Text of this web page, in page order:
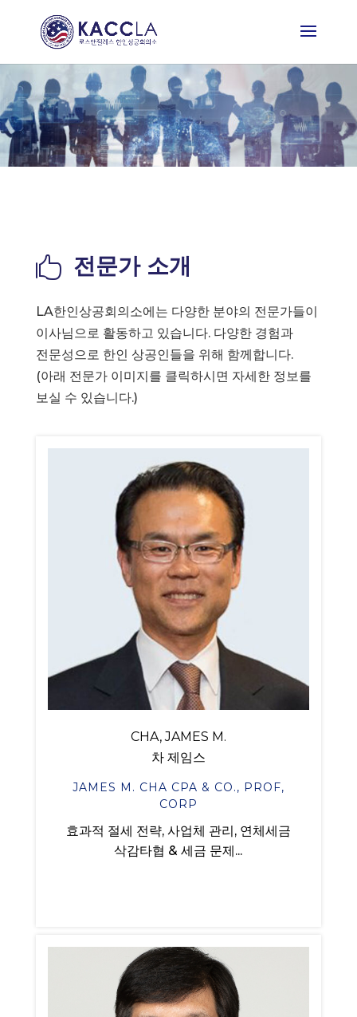
 전문가 소개
LA한인상공회의소에는 다양한 분야의 전문가들이
이사님으로 활동하고 있습니다. 다양한 경험과
전문성으로 한인 상공인들을 위해 함께합니다.
(아래 전문가 이미지를 클릭하시면 자세한 정보를
보실 수 있습니다.)
CHA, JAMES M.
차 제임스
JAMES M. CHA CPA & CO., PROF,
CORP
효과적 절세 전략, 사업체 관리, 연체세금
삭감타협 & 세금 문제...